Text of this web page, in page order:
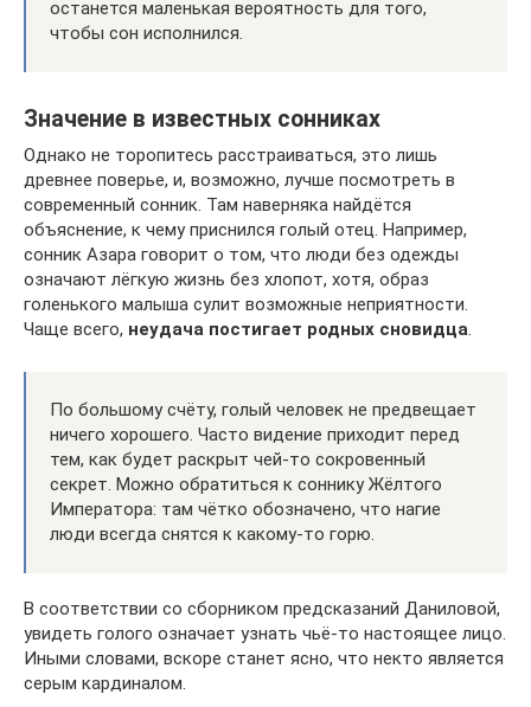
останется маленькая вероятность для того,
чтобы сон исполнился.
Значение в известных сонниках
Однако не торопитесь расстраиваться, это лишь
древнее поверье, и, возможно, лучше посмотреть в
современный сонник. Там наверняка найдётся
объяснение, к чему приснился голый отец. Например,
сонник Азара говорит о том, что люди без одежды
означают лёгкую жизнь без хлопот, хотя, образ
голенького малыша сулит возможные неприятности.
Чаще всего, неудача постигает родных сновидца.
По большому счёту, голый человек не предвещает
ничего хорошего. Часто видение приходит перед
тем, как будет раскрыт чей-то сокровенный
секрет. Можно обратиться к соннику Жёлтого
Императора: там чётко обозначено, что нагие
люди всегда снятся к какому-то горю.
В соответствии со сборником предсказаний Даниловой,
увидеть голого означает узнать чьё-то настоящее лицо.
Иными словами, вскоре станет ясно, что некто является
серым кардиналом.